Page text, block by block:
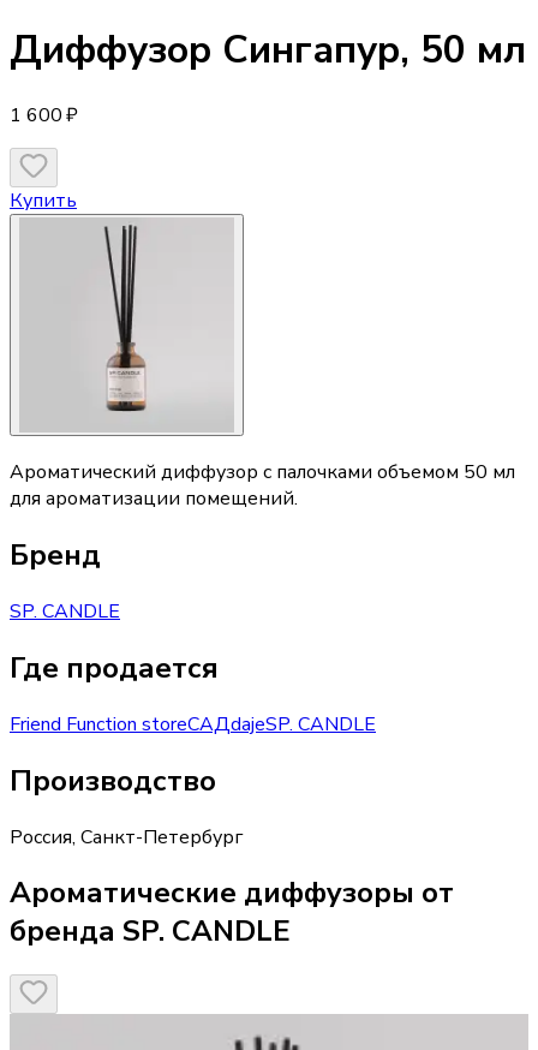
Диффузор Сингапур, 50 мл
1 600 ₽
Купить
Ароматический диффузор с палочками объемом 50 мл
для ароматизации помещений.
Бренд
SP. CANDLE
Где продается
Friend Function storeСАДdajeSP. CANDLE
Производство
Россия, Санкт-Петербург
Ароматические диффузоры от
бренда SP. CANDLE